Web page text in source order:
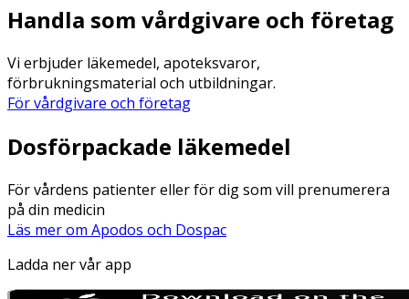
Handla som vårdgivare och företag
Vi erbjuder läkemedel, apoteksvaror,
förbrukningsmaterial och utbildningar.
För vårdgivare och företag
Dosförpackade läkemedel
För vårdens patienter eller för dig som vill prenumerera
på din medicin
Läs mer om Apodos och Dospac
Ladda ner vår app